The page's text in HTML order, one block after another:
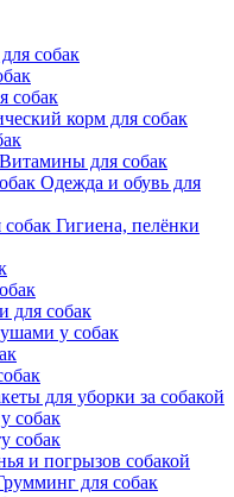
собак
собак
корм для собак
Витамины для собак
Одежда и обувь для
Гигиена, пелёнки
для собак
у собак
для уборки за собакой
собак
собак
и погрызов собакой
для собак